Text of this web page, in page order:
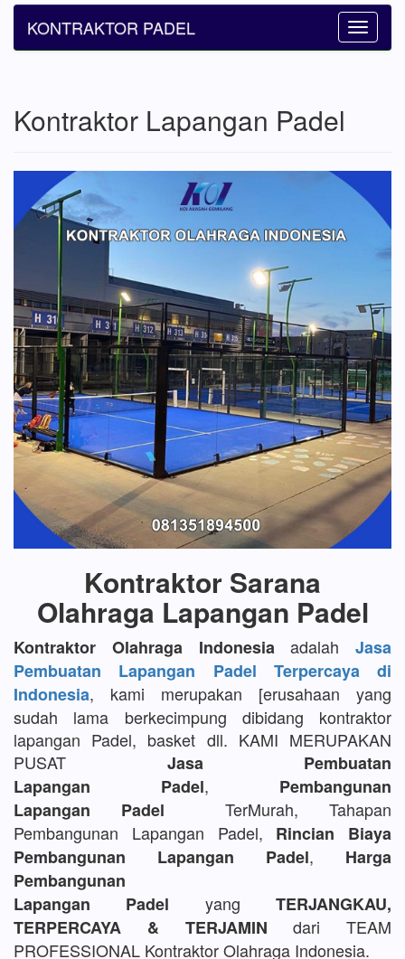
Toggle
KONTRAKTOR PADEL
Kontraktor Lapangan Padel
Kontraktor Sarana
Olahraga Lapangan Padel
Kontraktor Olahraga Indonesia adalah Jasa
Pembuatan Lapangan Padel Terpercaya di
Indonesia, kami merupakan [erusahaan yang
sudah lama berkecimpung dibidang kontraktor
lapangan Padel, basket dll. KAMI MERUPAKAN
PUSAT Jasa Pembuatan
Lapangan Padel, Pembangunan
Lapangan Padel TerMurah, Tahapan
Pembangunan Lapangan Padel, Rincian Biaya
Pembangunan Lapangan Padel, Harga
Pembangunan
Lapangan Padel yangTERJANGKAU,
TERPERCAYA & TERJAMIN dari TEAM
PROFESSIONAL Kontraktor Olahraga Indonesia.